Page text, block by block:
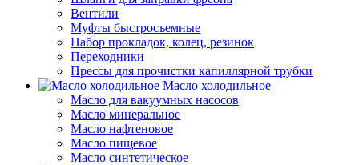
Вентили
Муфты быстросъемные
Набор прокладок, колец, резинок
Переходники
Прессы для прочистки капиллярной трубки
Масло холодильное
Масло для вакуумных насосов
Масло минеральное
Масло нафтеновое
Масло пищевое
Масло синтетическое